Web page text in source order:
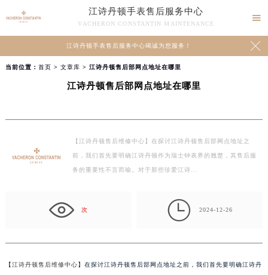
江诗丹顿手表售后服务中心
VACHERON CONSTANTIN MAINTENANCE

江诗丹顿手表售后服务中心竭诚为您服务！ 
当前位置： 首页 > 文章库 > 江诗丹顿售后部网点地址在哪里
江诗丹顿售后部网点地址在哪里
【江诗丹顿售后维修中心】在探讨江诗丹顿售后部网点地址之
前，我们首先要明确江诗丹顿作为瑞士钟表界的翘楚，其售后服
务的重要性不言而喻。对于那些珍爱江诗…
次  2024-12-26
【江诗丹顿售后维修中心】在探讨江诗丹顿售后部网点地址之前，我们首先要明确江诗丹